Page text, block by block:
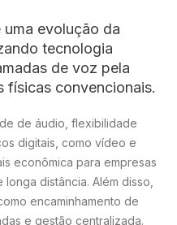
evolução da
tecnologia
de voz pela
físicas convencionais.
de áudio, flexibilidade
digitais, como vídeo e
econômica para empresas
distância. Além disso,
encaminhamento de
e gestão centralizada.